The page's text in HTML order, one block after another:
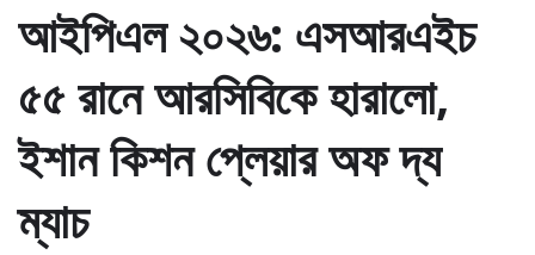
আইপিএল ২০২৬: এসআরএইচ
৫৫ রানে আরসিবিকে হারালো,
ইশান কিশন প্লেয়ার অফ দ্য
ম্যাচ